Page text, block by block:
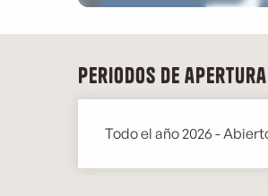
Periodos de apertura
Todo el año 2026 -